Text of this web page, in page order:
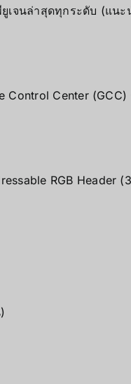
เจนล่าสุดทุกระดับ (แน
Center (GCC)
RGB Header